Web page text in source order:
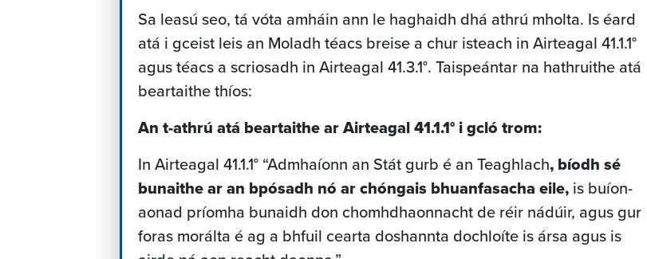
Sa leasú seo, tá vóta amháin ann le haghaidh dhá athrú mholta. Is éard
atá i gceist leis an Moladh téacs breise a chur isteach in Airteagal 41.1.1°
agus téacs a scriosadh in Airteagal 41.3.1°. Taispeántar na hathruithe atá
beartaithe thíos:
An t-athrú atá beartaithe ar Airteagal 41.1.1° i gcló trom:
In Airteagal 41.1.1° “Admhaíonn an Stát gurb é an Teaghlach, bíodh sé
bunaithe ar an bpósadh nó ar chóngais bhuanfasacha eile, is buíon-
aonad príomha bunaidh don chomhdhaonnacht de réir nádúir, agus gur
foras morálta é ag a bhfuil cearta doshannta dochloíte is ársa agus is